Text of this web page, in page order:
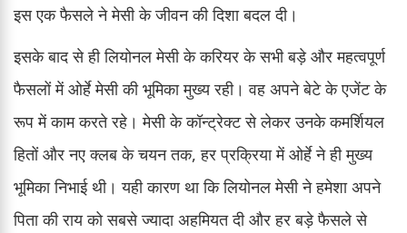
इस एक फैसले ने मेसी के जीवन की दिशा बदल दी।
इसके बाद से ही लियोनल मेसी के करियर के सभी बड़े और महत्वपूर्ण
फैसलों में ओर्हे मेसी की भूमिका मुख्य रही। वह अपने बेटे के एजेंट के
रूप में काम करते रहे। मेसी के कॉन्ट्रेक्ट से लेकर उनके कमर्शियल
हितों और नए क्लब के चयन तक, हर प्रक्रिया में ओर्हे ने ही मुख्य
भूमिका निभाई थी। यही कारण था कि लियोनल मेसी ने हमेशा अपने
पिता की राय को सबसे ज्यादा अहमियत दी और हर बड़े फैसले से